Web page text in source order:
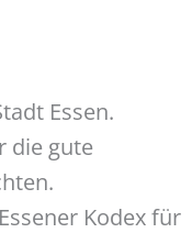
Essen.
die gute
Kodex für